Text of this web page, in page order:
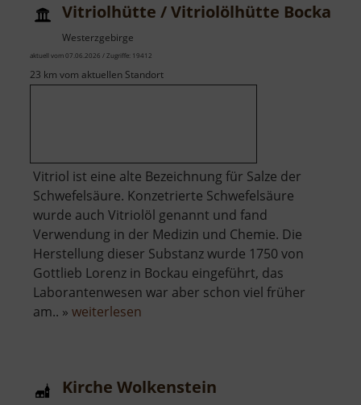
Vitriolhütte / Vitriolölhütte Bockau
Westerzgebirge
aktuell vom 07.06.2026 / Zugriffe: 19412
23 km vom aktuellen Standort
Vitriol ist eine alte Bezeichnung für Salze der
Schwefelsäure. Konzetrierte Schwefelsäure
wurde auch Vitriolöl genannt und fand
Verwendung in der Medizin und Chemie. Die
Herstellung dieser Substanz wurde 1750 von
Gottlieb Lorenz in Bockau eingeführt, das
Laborantenwesen war aber schon viel früher
am.. » weiterlesen
Bockau
Kirche Wolkenstein